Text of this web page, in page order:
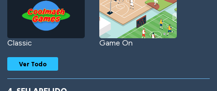
Classic Game On
Ver Todo